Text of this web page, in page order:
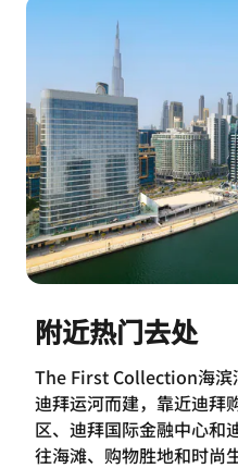
附近热门去处
The First Collection海滨
迪拜运河而建，靠近迪拜
区、迪拜国际金融中心和
往海滩、购物胜地和时尚